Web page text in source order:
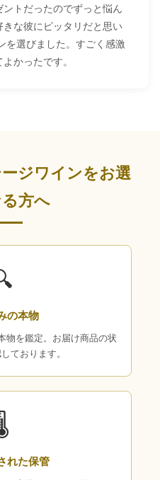
トだったのでずっと悩ん
な彼にピッタリだと思い
を選びました。すごく感激
かったです。
ジワインをお選
方へ
の本物
物を鑑定。お届け商品の状
ております。
れた保管